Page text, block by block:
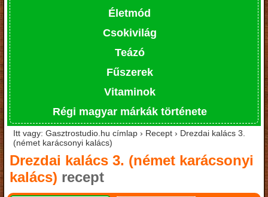
Életmód
Csokivilág
Teázó
Fűszerek
Vitaminok
Régi magyar márkák története
Itt vagy: Gasztrostudio.hu címlap › Recept › Drezdai kalács 3.
(német karácsonyi kalács)
Drezdai kalács 3. (német karácsonyi
kalács) recept